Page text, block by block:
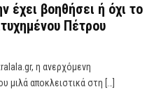
έχει βοηθήσει ή όχι το
Πέτρου
η ανερχόμενη
μιλά αποκλειστικά στη […]